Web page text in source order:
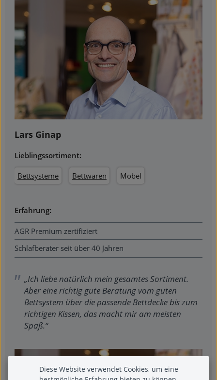
Lars Ginap
Lieblingssortiment:
Bettsysteme Bettwaren Möbel
Erfahrung:
AGR Premium zertifiziert
Schlafberater seit über 40 Jahren
„Ich liebe natürlich mein gesamtes Sortiment.
Aber eine richtig gute Beratung vom guten
Bettsystem über die passende Bettdecke bis zum
richtigen Kissen, das macht mir am meisten
Spaß.“
Diese Website verwendet Cookies, um eine